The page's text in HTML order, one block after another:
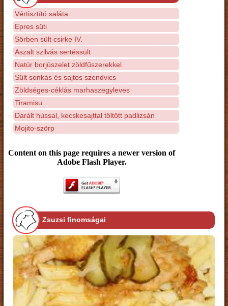
Vértisztító saláta
Epres süti
Sörben sült csirke IV.
Aszalt szilvás sertéssült
Natúr borjúszelet zöldfűszerekkel
Sült sonkás és sajtos szendvics
Zöldséges-céklás marhaszegyleves
Tiramisu
Darált hússal, kecskesajttal töltött padlizsán
Mojito-szörp
Content on this page requires a newer version of
Adobe Flash Player.
Zsuzsi finomságai